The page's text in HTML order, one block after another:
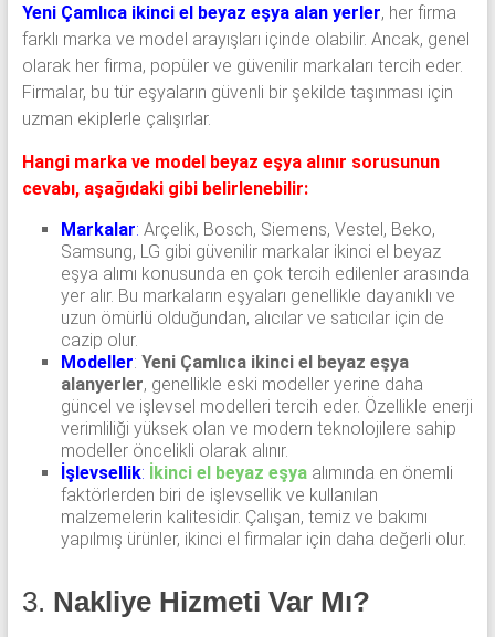
Yeni Çamlıca ikinci el beyaz eşya alan yerler, her firma
farklı marka ve model arayışları içinde olabilir. Ancak, genel
olarak her firma, popüler ve güvenilir markaları tercih eder.
Firmalar, bu tür eşyaların güvenli bir şekilde taşınması için
uzman ekiplerle çalışırlar.
Hangi marka ve model beyaz eşya alınır sorusunun
cevabı, aşağıdaki gibi belirlenebilir:
Markalar: Arçelik, Bosch, Siemens, Vestel, Beko,
Samsung, LG gibi güvenilir markalar ikinci el beyaz
eşya alımı konusunda en çok tercih edilenler arasında
yer alır. Bu markaların eşyaları genellikle dayanıklı ve
uzun ömürlü olduğundan, alıcılar ve satıcılar için de
cazip olur.
Modeller: Yeni Çamlıca ikinci el beyaz eşya
alanyerler, genellikle eski modeller yerine daha
güncel ve işlevsel modelleri tercih eder. Özellikle enerji
verimliliği yüksek olan ve modern teknolojilere sahip
modeller öncelikli olarak alınır.
İşlevsellik: İkinci el beyaz eşyaalımında en önemli
faktörlerden biri de işlevsellik ve kullanılan
malzemelerin kalitesidir. Çalışan, temiz ve bakımı
yapılmış ürünler, ikinci el firmalar için daha değerli olur.
3. Nakliye Hizmeti Var Mı?